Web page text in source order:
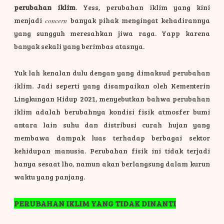
perubahan iklim. Yess, perubahan iklim yang kini
menjadi concern banyak pihak mengingat kehadirannya
yang sungguh meresahkan jiwa raga. Yapp karena
banyak sekali yang berimbas atasnya.
Yuk lah kenalan dulu dengan yang dimaksud perubahan
iklim. Jadi seperti yang disampaikan oleh Kementerin
Lingkungan Hidup 2021, menyebutkan bahwa perubahan
iklim adalah berubahnya kondisi fisik atmosfer bumi
antara lain suhu dan distribusi curah hujan yang
membawa dampak luas terhadap berbagai sektor
kehidupan manusia. Perubahan fisik ini tidak terjadi
hanya sesaat lho, namun akan berlangsung dalam kurun
waktu yang panjang.
PERUBAHAN IKLIM YANG TIDAK DINANTI